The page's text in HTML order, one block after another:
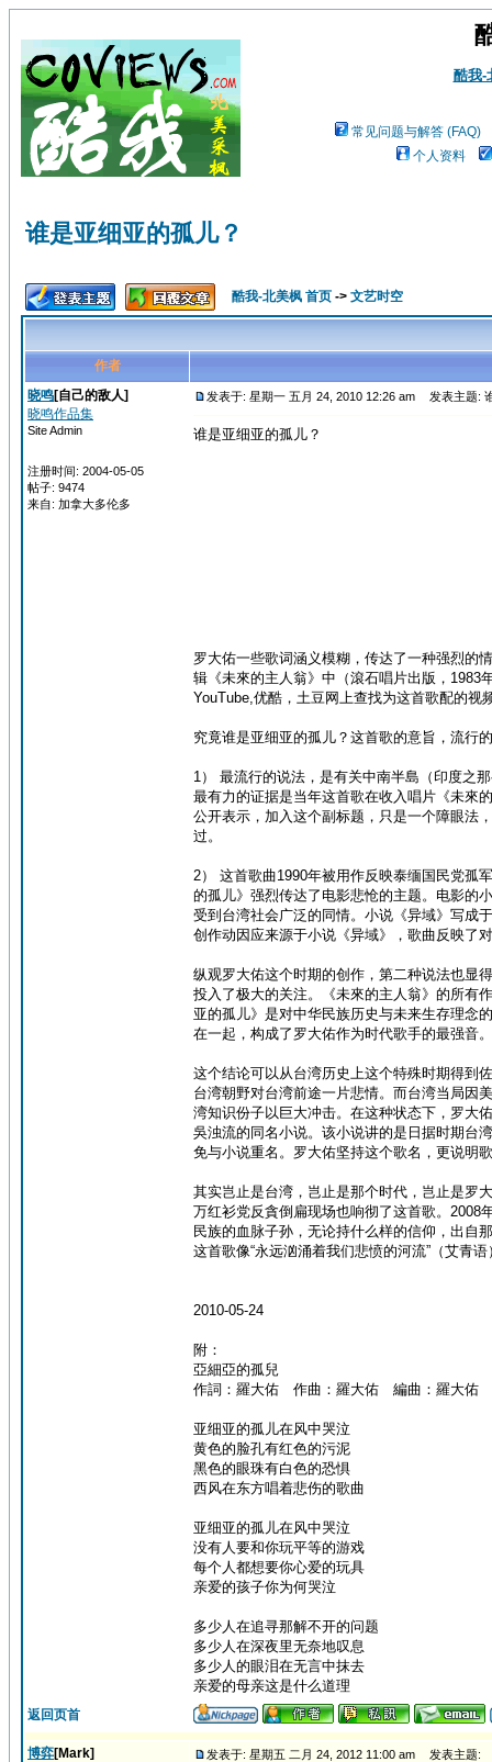
酷我-
常见问题与解答 (FAQ)
个人资料
谁是亚细亚的孤儿？
酷我-北美枫 首页 -> 文艺时空
作者
晓鸣[自己的敌人]
晓鸣作品集
Site Admin
注册时间: 2004-05-05
帖子: 9474
来自: 加拿大多伦多
发表于: 星期一 五月 24, 2010 12:26 am 发表主题:
谁是亚细亚的孤儿？
罗大佑一些歌词涵义模糊，传达了一种强烈的
辑《未來的主人翁》中（滾石唱片出版，1983
YouTube,优酷，土豆网上查找为这首歌配的
究竟谁是亚细亚的孤儿？这首歌的意旨，流行
1） 最流行的说法，是有关中南半島（印度之
最有力的证据是当年这首歌在收入唱片《未來
公开表示，加入这个副标题，只是一个障眼法
过。
2） 这首歌曲1990年被用作反映泰缅国民党孤
的孤儿》强烈传达了电影悲怆的主题。电影的
受到台湾社会广泛的同情。小说《异域》写成
创作动因应来源于小说《异域》，歌曲反映了
纵观罗大佑这个时期的创作，第二种说法也显
投入了极大的关注。《未來的主人翁》的所有
亚的孤儿》是对中华民族历史与未来生存理念
在一起，构成了罗大佑作为时代歌手的最强音。
这个结论可以从台湾历史上这个特殊时期得到
台湾朝野对台湾前途一片悲情。而台湾当局因
湾知识份子以巨大冲击。在这种状态下，罗大
吳浊流的同名小说。该小说讲的是日据时期台
免与小说重名。罗大佑坚持这个歌名，更说明
其实岂止是台湾，岂止是那个时代，岂止是罗
万红衫党反貪倒扁现场也响彻了这首歌。2008
民族的血脉子孙，无论持什么样的信仰，出自
这首歌像“永远汹涌着我们悲愤的河流”（艾青
2010-05-24
附：
亞細亞的孤兒
作詞：羅大佑 作曲：羅大佑 編曲：羅大佑
亚细亚的孤儿在风中哭泣
黄色的脸孔有红色的污泥
黑色的眼珠有白色的恐惧
西风在东方唱着悲伤的歌曲
亚细亚的孤儿在风中哭泣
没有人要和你玩平等的游戏
每个人都想要你心爱的玩具
亲爱的孩子你为何哭泣
多少人在追寻那解不开的问题
多少人在深夜里无奈地叹息
多少人的眼泪在无言中抹去
亲爱的母亲这是什么道理
返回页首
博弈[Mark]
发表于: 星期五 二月 24, 2012 11:00 am 发表主题: